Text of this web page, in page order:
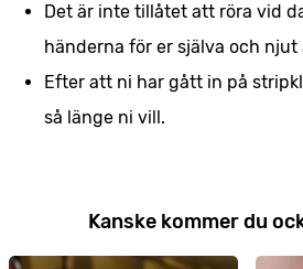
Det är inte tillåtet att röra vid
händerna för er själva och njut
Efter att ni har gått in på
så länge ni vill.
Kanske kommer du